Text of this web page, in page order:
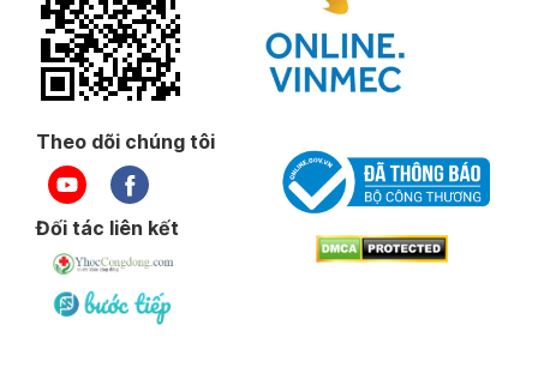
Theo dõi chúng tôi
Đối tác liên kết